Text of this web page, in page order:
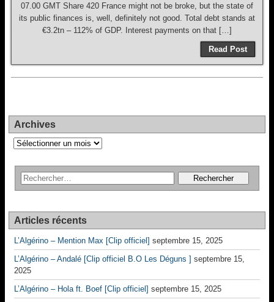
07.00 GMT Share 420 France might not be broke, but the state of
its public finances is, well, definitely not good. Total debt stands at
€3.2tn – 112% of GDP. Interest payments on that […]
Read Post
Archives
Archives
Articles récents
L’Algérino – Mention Max [Clip officiel] septembre 15, 2025
L’Algérino – Andalé [Clip officiel B.O Les Déguns ] septembre 15,
2025
L’Algérino – Hola ft. Boef [Clip officiel] septembre 15, 2025